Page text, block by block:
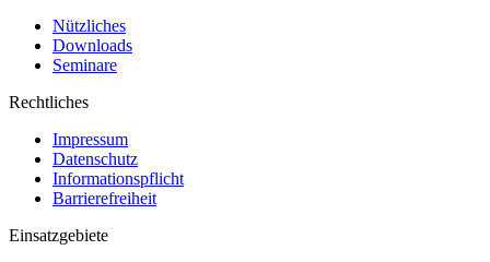
Nützliches
Downloads
Seminare
Rechtliches
Impressum
Datenschutz
Informationspflicht
Barrierefreiheit
Einsatzgebiete